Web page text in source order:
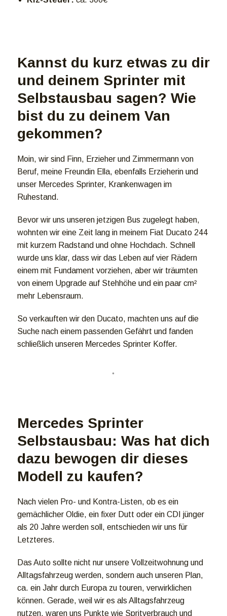
Kannst du kurz etwas zu dir
und deinem Sprinter mit
Selbstausbau sagen? Wie
bist du zu deinem Van
gekommen?
Moin, wir sind Finn, Erzieher und Zimmermann von
Beruf, meine Freundin Ella, ebenfalls Erzieherin und
unser Mercedes Sprinter, Krankenwagen im
Ruhestand.
Bevor wir uns unseren jetzigen Bus zugelegt haben,
wohnten wir eine Zeit lang in meinem Fiat Ducato 244
mit kurzem Radstand und ohne Hochdach. Schnell
wurde uns klar, dass wir das Leben auf vier Rädern
einem mit Fundament vorziehen, aber wir träumten
von einem Upgrade auf Stehhöhe und ein paar cm²
mehr Lebensraum.
So verkauften wir den Ducato, machten uns auf die
Suche nach einem passenden Gefährt und fanden
schließlich unseren Mercedes Sprinter Koffer.
Mercedes Sprinter
Selbstausbau: Was hat dich
dazu bewogen dir dieses
Modell zu kaufen?
Nach vielen Pro- und Kontra-Listen, ob es ein
gemächlicher Oldie, ein fixer Dutt oder ein CDI jünger
als 20 Jahre werden soll, entschieden wir uns für
Letzteres.
Das Auto sollte nicht nur unsere Vollzeitwohnung und
Alltagsfahrzeug werden, sondern auch unseren Plan,
ca. ein Jahr durch Europa zu touren, verwirklichen
können. Gerade, weil wir es als Alltagsfahrzeug
nutzen, waren uns Punkte wie Spritverbrauch und